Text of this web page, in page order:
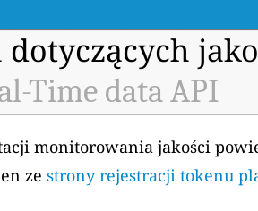
Time data API
monitorowania jakości
ze strony rejestracji tokenu